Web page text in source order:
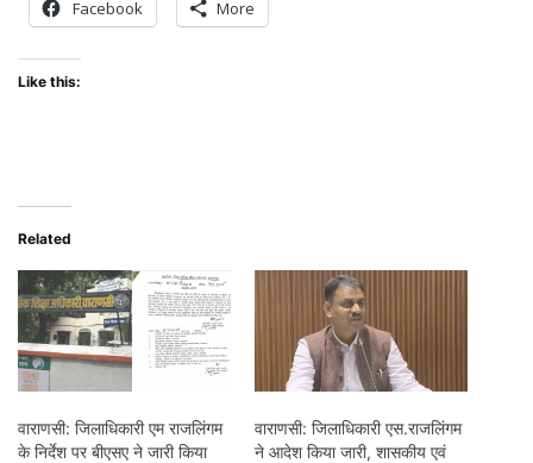
Facebook More
Like this:
Related
वाराणसी: जिलाधिकारी एम राजलिंगम
के निर्देश पर बीएसए ने जारी किया
वाराणसी: जिलाधिकारी एस.राजलिंगम
ने आदेश किया जारी, शासकीय एवं